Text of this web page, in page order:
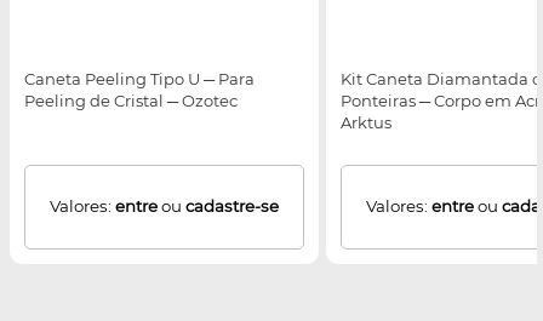
Caneta Peeling Tipo U ─ Para
Peeling de Cristal ─ Ozotec
Valores: entreou cadastre-se
Kit Caneta Diamantada
Ponteiras ─ Corpo em
Arktus
Valores: entreou